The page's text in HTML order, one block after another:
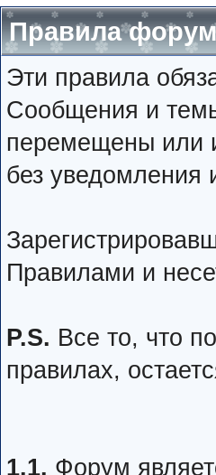
Правила
Эти правила
Сообщения и
перемещены или
без уведомления
Правилами и
P.S. Все то, что
правилах,
1.1. Форум